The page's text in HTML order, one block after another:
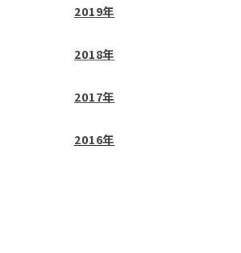
2019年
2018年
2017年
2016年